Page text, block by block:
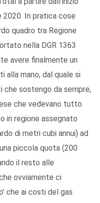
2020. In pratica cose
quadro tra Regione
nella DGR 1363
avere finalmente un
mano, dal quale si
che sostengo da sempre,
che vedevano tutto
in regione assegnato
di metri cubi annui) ad
piccola quota (200
il resto alle
ovviamente ci
che ai costi del gas